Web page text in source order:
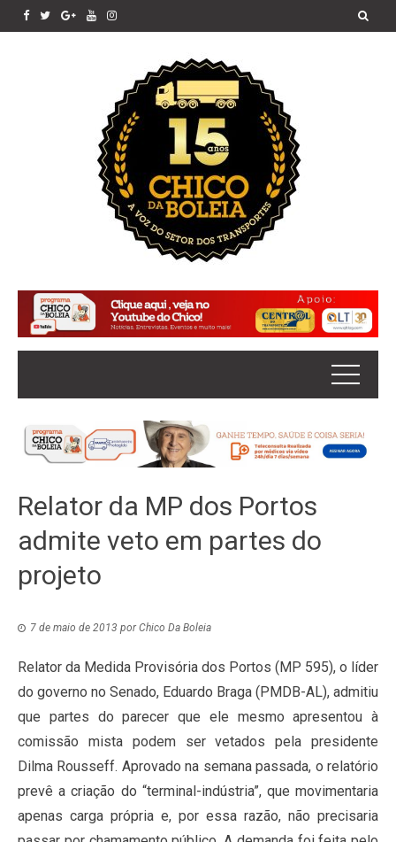
Relator da MP dos Portos
admite veto em partes do
projeto
7 de maio de 2013 porChico Da Boleia
Relator da Medida Provisória dos Portos (MP 595), o líder
do governo no Senado, Eduardo Braga (PMDB-AL), admitiu
que partes do parecer que ele mesmo apresentou à
comissão mista podem ser vetados pela presidente
Dilma Rousseff. Aprovado na semana passada, o relatório
prevê a criação do “terminal-indústria”, que movimentaria
apenas carga própria e, por essa razão, não precisaria